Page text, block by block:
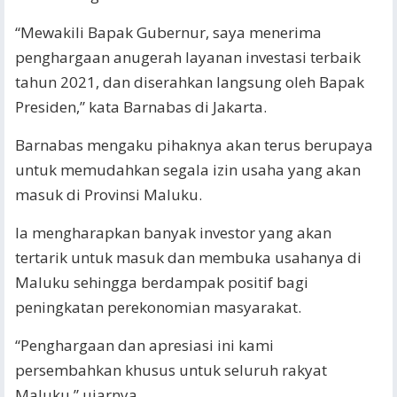
“Mewakili Bapak Gubernur, saya menerima
penghargaan anugerah layanan investasi terbaik
tahun 2021, dan diserahkan langsung oleh Bapak
Presiden,” kata Barnabas di Jakarta.
Barnabas mengaku pihaknya akan terus berupaya
untuk memudahkan segala izin usaha yang akan
masuk di Provinsi Maluku.
Ia mengharapkan banyak investor yang akan
tertarik untuk masuk dan membuka usahanya di
Maluku sehingga berdampak positif bagi
peningkatan perekonomian masyarakat.
“Penghargaan dan apresiasi ini kami
persembahkan khusus untuk seluruh rakyat